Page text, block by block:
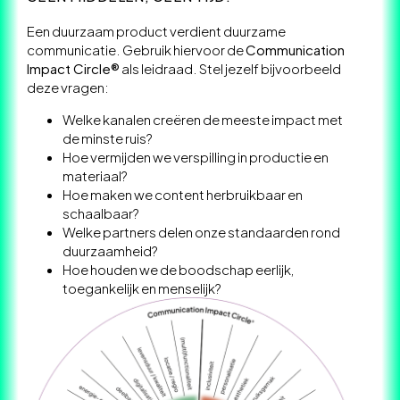
Een duurzaam product verdient duurzame
communicatie. Gebruik hiervoor deCommunication
Impact Circle® als leidraad. Stel jezelf bijvoorbeeld
deze vragen:
Welke kanalen creëren de meeste impact met
de minste ruis?
Hoe vermijden we verspilling in productie en
materiaal?
Hoe maken we content herbruikbaar en
schaalbaar?
Welke partners delen onze standaarden rond
duurzaamheid?
Hoe houden we de boodschap eerlijk,
toegankelijk en menselijk?